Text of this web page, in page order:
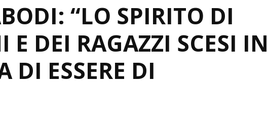
“LO SPIRITO DI
DEI RAGAZZI SCESI IN
DI ESSERE DI